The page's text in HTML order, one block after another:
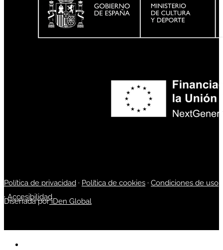
Política de privacidad · Política de cookies · Condiciones de uso
·Accesibilidad
Diseñada poriDen Global